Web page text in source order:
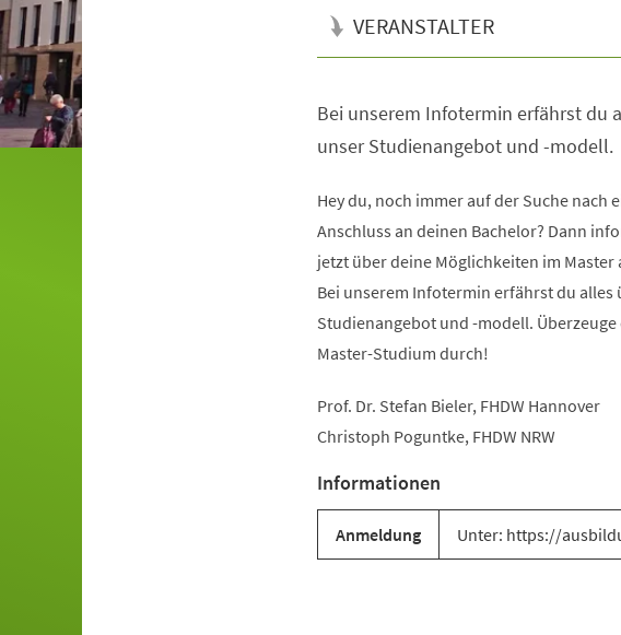
VERANSTALTER
Bei unserem Infotermin erfährst du
unser Studienangebot und -modell.
Hey du, noch immer auf der Suche nach
Anschluss an deinen Bachelor? Dann
jetzt über deine Möglichkeiten im Master
Bei unserem Infotermin erfährst du alles
Studienangebot und -modell.
Master-Studium durch!
Prof. Dr. Stefan Bieler, FHDW Hannover
Christoph Poguntke, FHDW NRW
Informationen
Anmeldung Unter: https://